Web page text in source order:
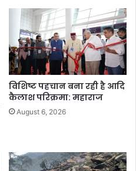
विशिष्ट पहचान बना रही है आदि
कैलाश परिक्रमा: महाराज
August 6, 2026